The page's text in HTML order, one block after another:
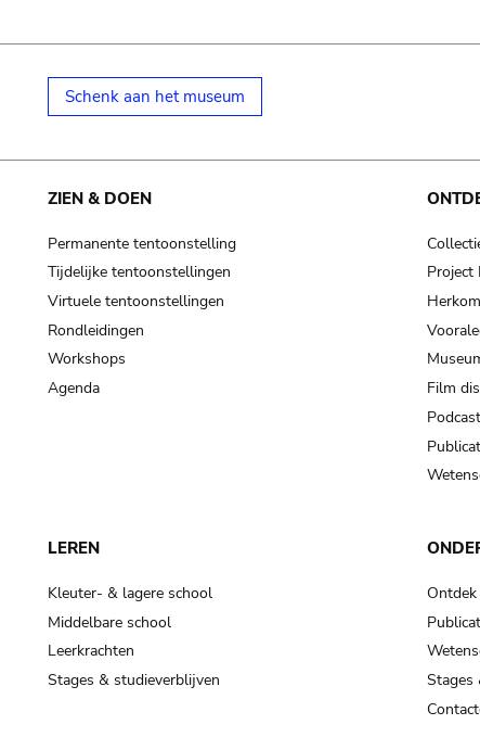
Schenk aan het museum
ZIEN & DOEN
Permanente tentoonstelling
Tijdelijke tentoonstellingen
Virtuele tentoonstellingen
Rondleidingen
Workshops
Agenda
Project
Film
LEREN
Kleuter- & lagere school
Middelbare school
Leerkrachten
Stages & studieverblijven
Stages